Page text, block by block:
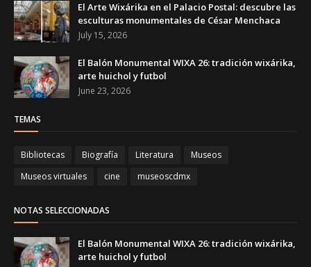
El Arte Wixárika en el Palacio Postal: descubre las
esculturas monumentales de César Menchaca
July 15, 2026
El Balón Monumental WIXA 26: tradición wixárika,
arte huichol y futbol
June 23, 2026
TEMAS
Bibliotecas Biografía Literatura
Museos
Museos virtuales
cine museoscdmx
NOTAS SELECCIONADAS
El Balón Monumental WIXA 26: tradición wixárika,
arte huichol y futbol